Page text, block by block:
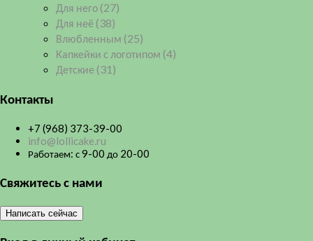
Для него (27)
Для неё (38)
Влюбленным (25)
Капкейки с логотипом (4)
Детские (31)
Контакты
+7 (968) 373-39-00
info@lollicake.ru
Работаем: с 9-00 до 20-00
Свяжитесь с нами
Написать сейчас